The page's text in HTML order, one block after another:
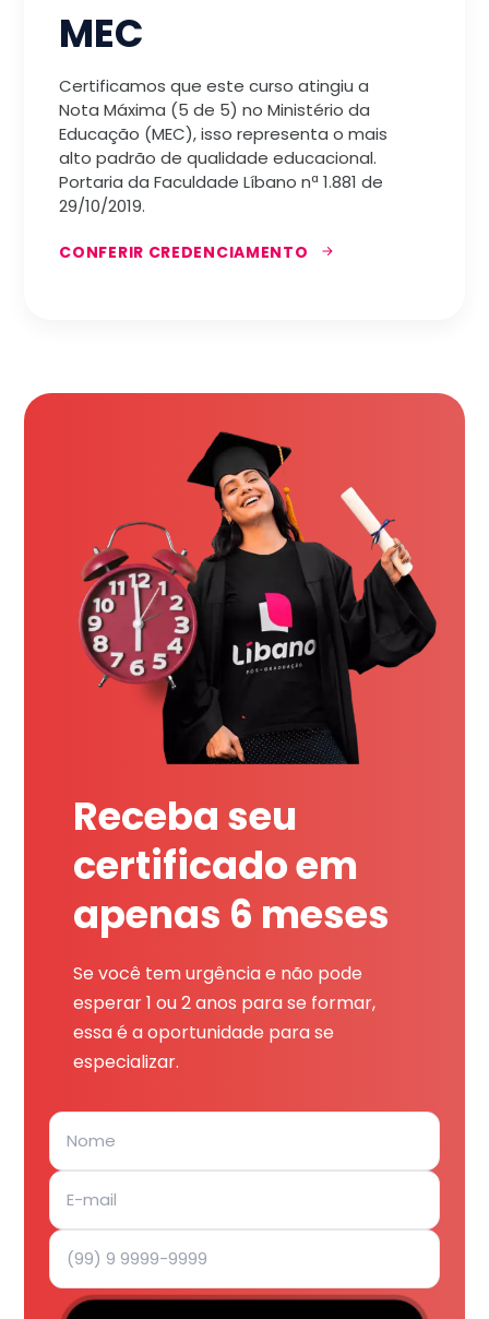
MEC
Certificamos que este curso atingiu a
Nota Máxima (5 de 5) no Ministério da
Educação (MEC), isso representa o mais
alto padrão de qualidade educacional.
Portaria da Faculdade Líbano nª 1.881 de
29/10/2019.
CONFERIR CREDENCIAMENTO
Receba seu
certificado em
apenas 6 meses
Se você tem urgência e não pode
esperar 1 ou 2 anos para se formar,
essa é a oportunidade para se
especializar.